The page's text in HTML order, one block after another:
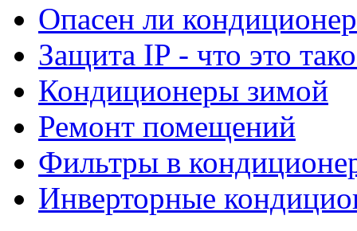
Опасен ли
Защита IP - что это
Кондиционеры зимой
Ремонт помещений
Фильтры в
Инверторные